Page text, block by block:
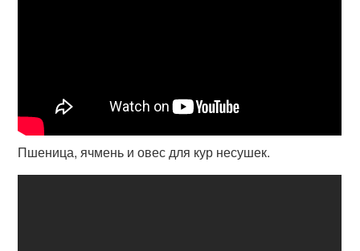
Пшеница, ячмень и овес для кур несушек.